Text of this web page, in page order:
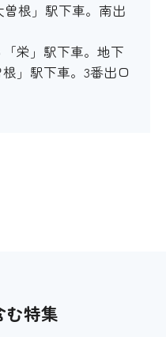
根」駅下車。南出
栄」駅下車。地下
」駅下車。3番出口
む特集